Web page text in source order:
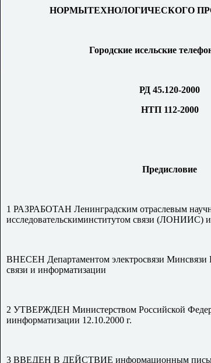
НОРМЫТЕХНОЛОГИЧЕСКОГО
Городские исельские
РД 45.120-2000
НТП 112-2000
Предисловие
1 РАЗРАБОТАН Ленинградским отраслевым
исследовательскиминститутом связи (ЛОНИИС)
ВНЕСЕН Департаментом электросвязи Минсвязи
связи и информатизации
2 УТВЕРЖДЕН Министерством Российской
иинформатизации 12.10.2000 г.
3 ВВЕДЕН В ДЕЙСТВИЕ информационным